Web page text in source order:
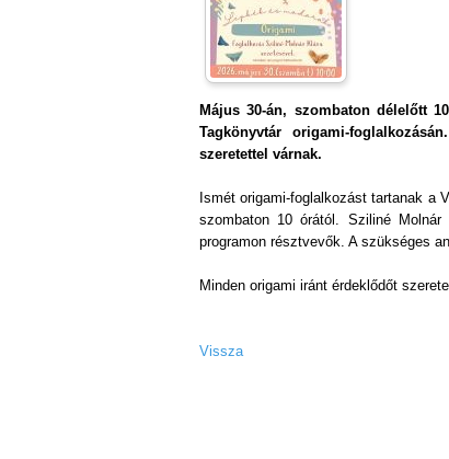
Május 30-án, szombaton délelőtt
Tagkönyvtár origami-
szeretettel várnak.
Ismét origami-foglalkozást tartanak a
szombaton 10 órától. Sziliné
programon résztvevők. A szükséges
Minden origami iránt érdeklődőt
Vissza